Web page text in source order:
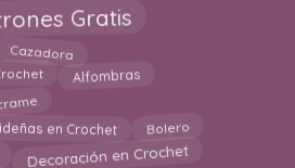
Gratis
Cazadora
Alfombras
en Crochet Bolero
Decoración en Crochet